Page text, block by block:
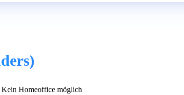
Kein Homeoffice möglich